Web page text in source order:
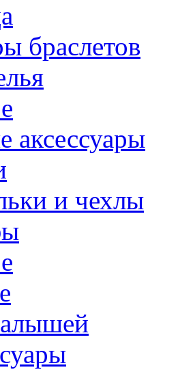
браслетов
аксессуары
и чехлы